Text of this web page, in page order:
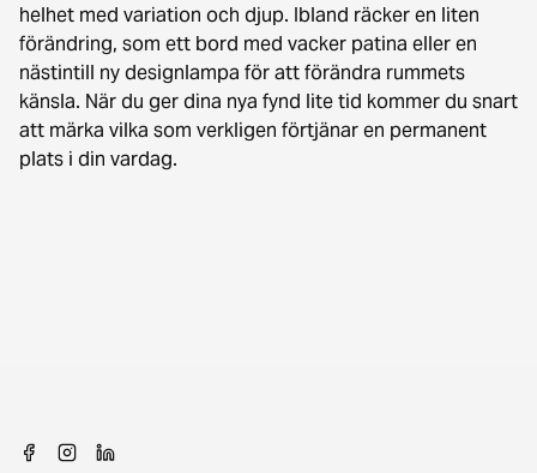
helhet med variation och djup. Ibland räcker en liten
förändring, som ett bord med vacker patina eller en
nästintill ny designlampa för att förändra rummets
känsla. När du ger dina nya fynd lite tid kommer du snart
att märka vilka som verkligen förtjänar en permanent
plats i din vardag.